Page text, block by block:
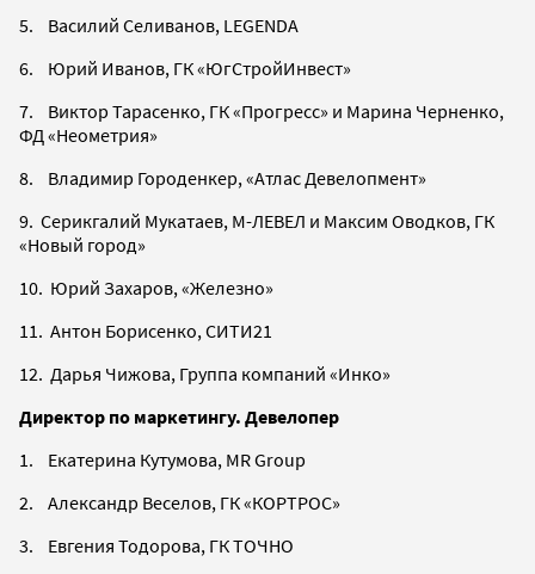
5. Василий Селиванов, LEGENDA
6. Юрий Иванов, ГК «ЮгСтройИнвест»
7. Виктор Тарасенко, ГК «Прогресс» и Марина Черненко,
ФД «Неометрия»
8. Владимир Городенкер, «Атлас Девелопмент»
9. Серикгалий Мукатаев, М-ЛЕВЕЛ и Максим Оводков, ГК
«Новый город»
10. Юрий Захаров, «Железно»
11. Антон Борисенко, СИТИ21
12. Дарья Чижова, Группа компаний «Инко»
Директор по маркетингу. Девелопер
1. Екатерина Кутумова, MR Group
2. Александр Веселов, ГК «КОРТРОС»
3. Евгения Тодорова, ГК ТОЧНО